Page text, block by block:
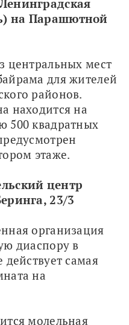
на Парашютной
центральных мест
для жителей
районов.
находится на
500 квадратных
этаже.
центр
23/3
организация
диаспору в
самая
на
молельная